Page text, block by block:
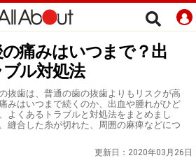
痛みはいつまで？出
ル対処法
抜歯は、普通の歯の抜歯よりもリスクが高
みはいつまで続くのか、出血や腫れがひど
よくあるトラブルと対処法をまとめまし
縫合した糸が切れた、周囲の麻痺などにつ
更新日： 2020年03月26日